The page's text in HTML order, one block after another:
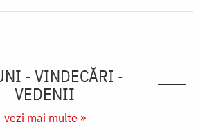
- VINDECĂRI -
VEDENII
vezi mai multe »